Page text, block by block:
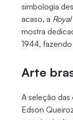
simbologia
acaso, a
mostra
1944,
Arte
A seleção das
Edson